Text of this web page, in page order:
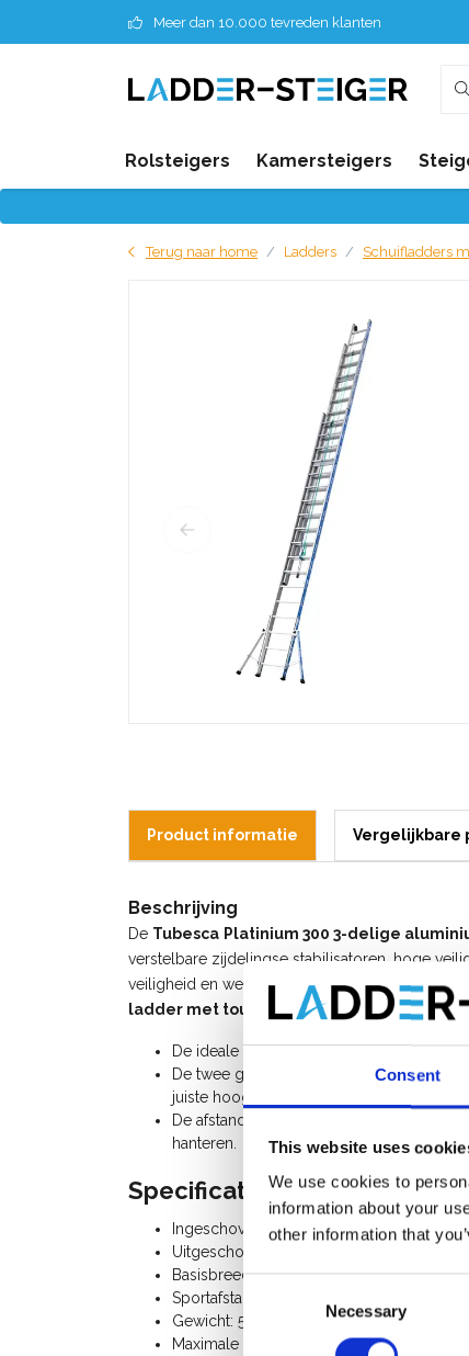
Consent
This website uses
We use cookies to
information about your
other information that
Consent
Necessary
Meer dan 10.000 tevreden klanten
Rolsteigers Kamersteigers
Terug naar home Ladders Schuifladders
Product informatie Vergelijkbare
Beschrijving
De Tubesca Platinium 300 3-delige
verstelbare zijdelingse stabilisatoren, hoge
veiligheid en weerstand. De ladder voldoet aan
ladder met touw 3x18 sporten
heeft het NF-
De ideale ladder voor het uitvoeren van
De twee geëxtrudeerde aluminium
juiste hoogte te bereiken.
De afstand tussen de sporten bedraagt
hanteren.
Specificaties:
Ingeschoven lengte: 5,23 m
Uitgeschoven lengte: 13,07 m
Basisbreedte: 53 - 133 cm
Sportafstand: 28 cm
Gewicht: 53,5 Kg
Maximale belasting: 150 Kg